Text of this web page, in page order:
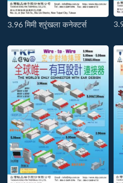
3.96 मिमी श्रृंखला कनेक्टर्स